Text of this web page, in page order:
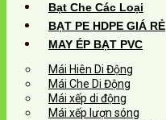
Bạt Che Các Loại
BẠT PE HDPE GIÁ RẺ
MAY ÉP BẠT PVC
Mái Hiên Di Động
Mái Che Di Động
Mái xếp di động
Mái xếp lượn sóng